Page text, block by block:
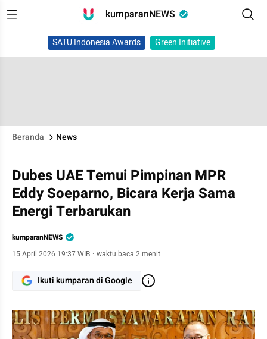
kumparanNEWS
SATU Indonesia Awards Green Initiative
Beranda News
Dubes UAE Temui Pimpinan MPR
Eddy Soeparno, Bicara Kerja Sama
Energi Terbarukan
kumparanNEWS
15 April 2026 19:37 WIB · waktu baca 2 menit
Ikuti kumparan di Google